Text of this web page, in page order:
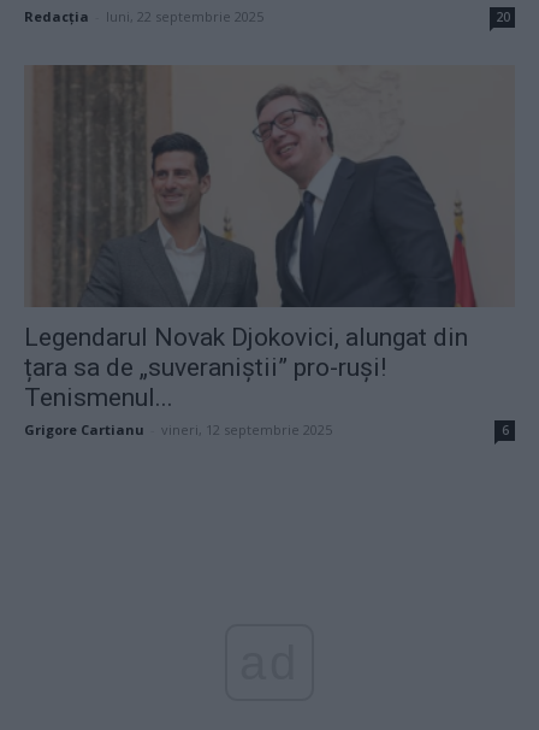
Redacţia luni, 22 septembrie 2025 20
Legendarul Novak Djokovici, alungat din
țara sa de „suveraniștii” pro-ruși!
Tenismenul...
Grigore Cartianu vineri, 12 septembrie 2025 6